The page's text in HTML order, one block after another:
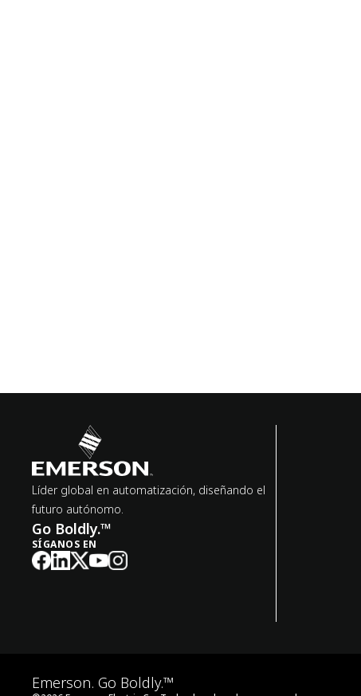
Líder global en automatización, diseñando el
futuro autónomo.
Go Boldly.™
SÍGANOS EN
Emerson. Go Boldly.™